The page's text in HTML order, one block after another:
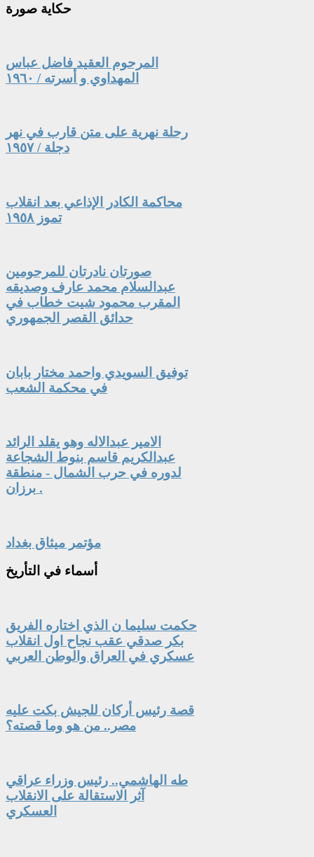
حكاية صورة
المرحوم العقيد فاضل عباس
المهداوي و أسرته / ١٩٦٠
رحلة نهرية على متن قارب في نهر
دجلة / ١٩٥٧
محاكمة الكادر الإذاعي بعد انقلاب
تموز ١٩٥٨
صورتان نادرتان للمرحومين
عبدالسلام محمد عارف وصديقه
المقرب محمود شيت خطاب في
حدائق القصر الجمهوري
توفيق السويدي واحمد مختار بابان
في محكمة الشعب
الامير عبدالاله وهو يقلد الرائد
عبدالكريم قاسم بنوط الشجاعة
لدوره في حرب الشمال - منطقة
برزان .
مؤتمر ميثاق بغداد
أسماء في التأريخ
حكمت سليما ن الذي اختاره الفريق
بكر صدقي عقب نجاح اول انقلاب
عسكري في العراق والوطن العربي
قصة رئيس أركان للجيش بكت عليه
مصر.. من هو وما قصته؟
طه الهاشمي.. رئيس وزراء عراقي
آثر الاستقالة على الانقلاب
العسكري